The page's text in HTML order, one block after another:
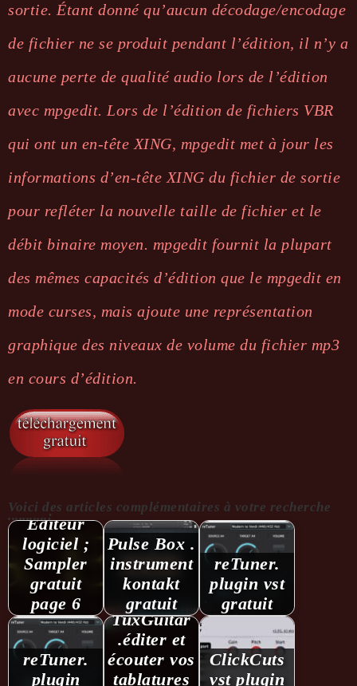
sortie. Étant donné qu’aucun décodage/encodage
de fichier ne se produit pendant l’édition, il n’y a
aucune perte de qualité audio lors de l’édition
avec mpgedit. Lors de l’édition de fichiers VBR
qui ont un en-tête XING, mpgedit met à jour les
informations d’en-tête XING du fichier de sortie
pour refléter la nouvelle taille de fichier et le
débit binaire moyen. mpgedit fournit la plupart
des mêmes capacités d’édition que le mpgedit en
mode curses, mais ajoute une représentation
graphique des niveaux de volume du fichier mp3
en cours d’édition.
Voici des articles complémentaires à votre recherche
...........:
Séquenceur,
Editeur
logiciel ;
Sampler
gratuit
page 6
Pulse Box .
instrument
kontakt
gratuit
reTuner.
plugin vst
gratuit
reTuner.
plugin
TuxGuitar
.éditer et
écouter vos
tablatures
ClickCuts
vst plugin